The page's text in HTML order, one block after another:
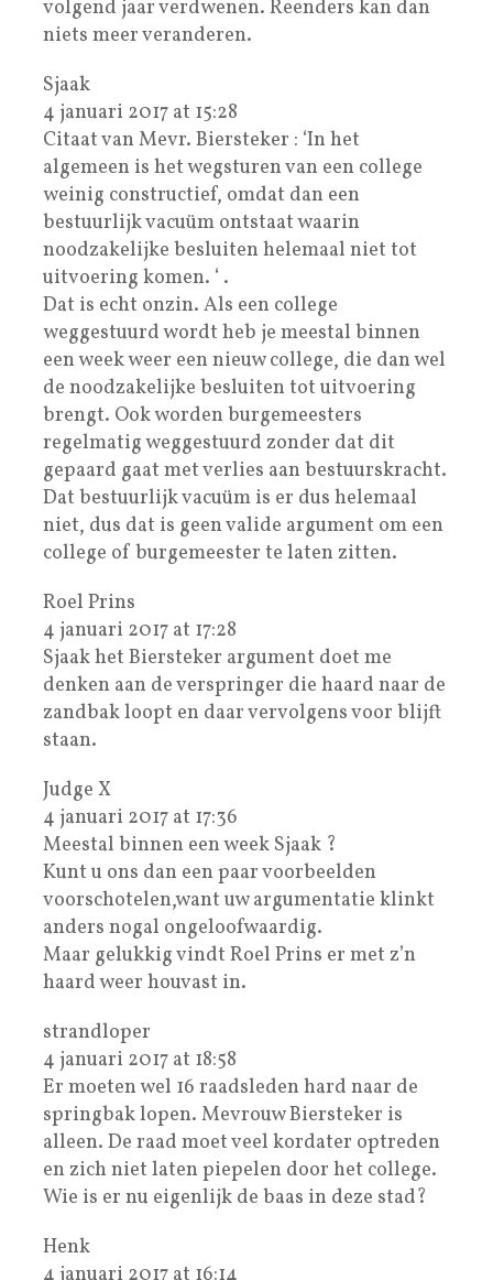
volgend jaar verdwenen. Reenders kan dan
niets meer veranderen.
Sjaak
4 januari 2017 at 15:28
Citaat van Mevr. Biersteker : ‘In het
algemeen is het wegsturen van een college
weinig constructief, omdat dan een
bestuurlijk vacuüm ontstaat waarin
noodzakelijke besluiten helemaal niet tot
uitvoering komen. ‘ .
Dat is echt onzin. Als een college
weggestuurd wordt heb je meestal binnen
een week weer een nieuw college, die dan wel
de noodzakelijke besluiten tot uitvoering
brengt. Ook worden burgemeesters
regelmatig weggestuurd zonder dat dit
gepaard gaat met verlies aan bestuurskracht.
Dat bestuurlijk vacuüm is er dus helemaal
niet, dus dat is geen valide argument om een
college of burgemeester te laten zitten.
Roel Prins
4 januari 2017 at 17:28
Sjaak het Biersteker argument doet me
denken aan de verspringer die haard naar de
zandbak loopt en daar vervolgens voor blijft
staan.
Judge X
4 januari 2017 at 17:36
Meestal binnen een week Sjaak ?
Kunt u ons dan een paar voorbeelden
voorschotelen,want uw argumentatie klinkt
anders nogal ongeloofwaardig.
Maar gelukkig vindt Roel Prins er met z’n
haard weer houvast in.
strandloper
4 januari 2017 at 18:58
Er moeten wel 16 raadsleden hard naar de
springbak lopen. Mevrouw Biersteker is
alleen. De raad moet veel kordater optreden
en zich niet laten piepelen door het college.
Wie is er nu eigenlijk de baas in deze stad?
Henk